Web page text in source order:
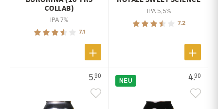
COLLAB)
IPA 7%
7.1
IPA 5,5%
7.2
5.90 4.90
NEU